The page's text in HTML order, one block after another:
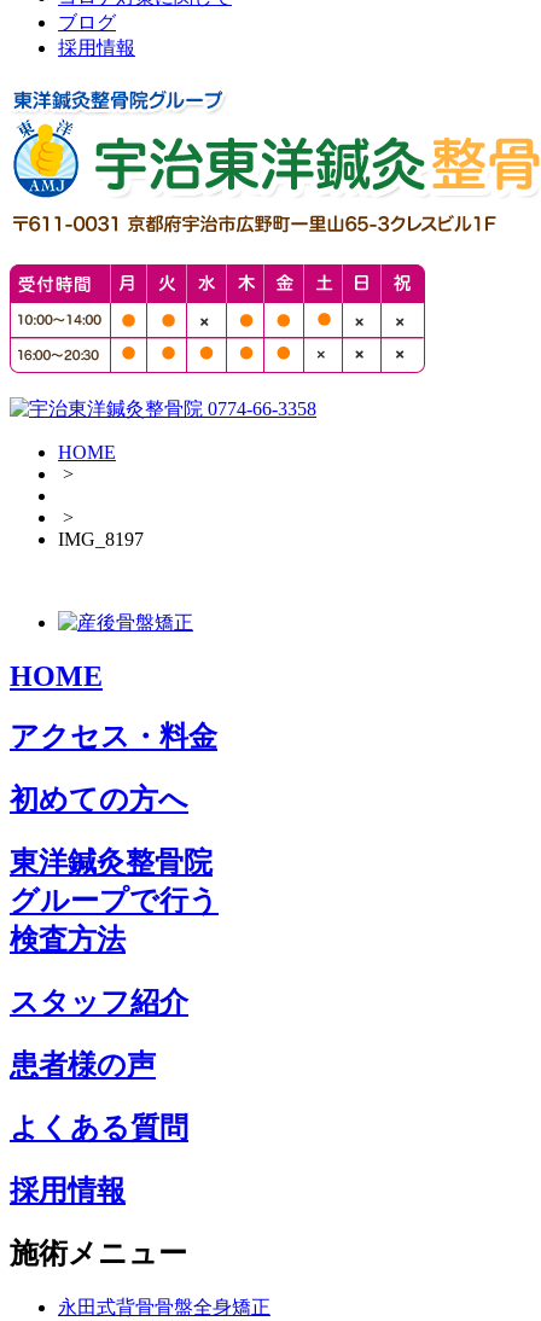
ブログ
採用情報
HOME
>
>
IMG_8197
HOME
アクセス・料金
初めての方へ
東洋鍼灸整骨院
グループで行う
検査方法
スタッフ紹介
患者様の声
よくある質問
採用情報
施術メニュー
永田式背骨骨盤全身矯正